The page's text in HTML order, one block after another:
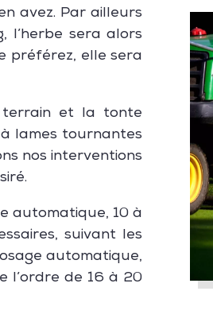
avez. Par ailleurs
l’herbe sera alors
préférez, elle sera
terrain et la tonte
lames tournantes
nos interventions
automatique, 10 à
suivant les
automatique,
l’ordre de 16 à 20